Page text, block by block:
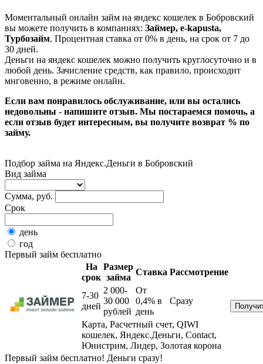
Моментальный онлайн займ на яндекс кошелек в Бобровский
вы можете получить в компаниях: Займер, e-kapusta,
Турбозайм. Процентная ставка от 0% в день, на срок от 7 до
30 дней.
Деньги на яндекс кошелек можно получить круглосуточно и в
любой день. Зачисление средств, как правило, происходит
мнговенно, в режиме онлайн.
Если вам понравилось обслуживание, или вы остались
недовольны - напишите отзыв. Мы постараемся помочь, а
если отзыв будет интересным, вы получите возврат % по
займу.
Подбор займа на Яндекс.Деньги в Бобровский
Вид займа
Сумма, руб.
Срок
день
год
Первый займ бесплатно
На
срок
Размер
займа
Ставка Рассмотрение
7-30
дней
2 000-
30 000
рублей
От
0,4% в
день
Сразу
Карта, Расчетный счет, QIWI
кошелек, Яндекс.Деньги, Contact,
Юнистрим, Лидер, Золотая корона
Первый займ бесплатно! Деньги сразу!